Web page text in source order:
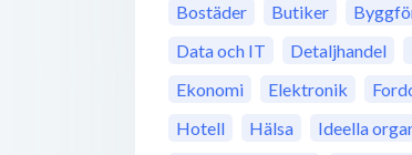
Bostäder
Butiker
Data och IT
Detaljhandel
Ekonomi
Elektronik
Hotell
Hälsa Ideella